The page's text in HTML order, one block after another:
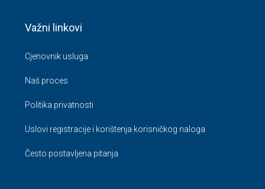
Važni linkovi
Cjenovnik usluga
Naš proces
Politika privatnosti
Uslovi registracije i korištenja korisničkog naloga
Često postavljena pitanja